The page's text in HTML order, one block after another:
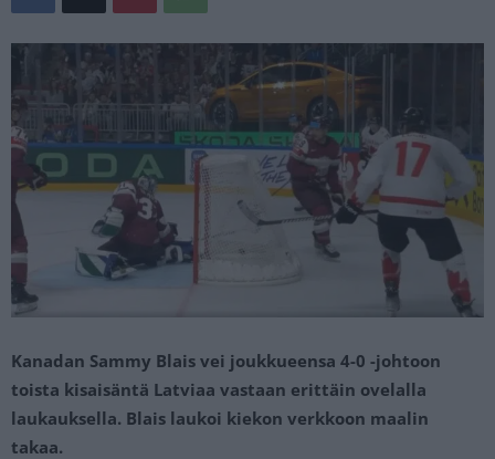
Kanadan Sammy Blais vei joukkueensa 4-0 -johtoon
toista kisaisäntä Latviaa vastaan erittäin ovelalla
laukauksella. Blais laukoi kiekon verkkoon maalin
takaa.